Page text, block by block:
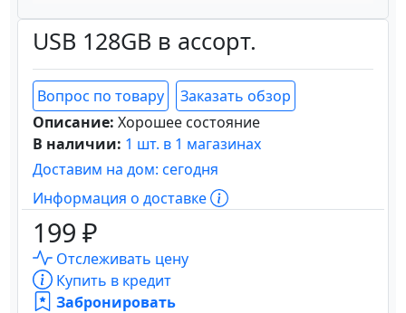
USB 128GB в ассорт.
Вопрос по товару
Заказать обзор
Описание: Хорошее состояние
В наличии: 1 шт. в 1 магазинах
Доставим на дом: сегодня
Информация о доставке
199 ₽
Отслеживать цену
Купить в кредит
Забронировать